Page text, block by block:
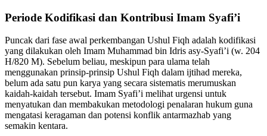
Periode Kodifikasi dan Kontribusi Imam Syafi’i
Puncak dari fase awal perkembangan Ushul Fiqh adalah kodifikasi
yang dilakukan oleh Imam Muhammad bin Idris asy-Syafi’i (w. 204
H/820 M). Sebelum beliau, meskipun para ulama telah
menggunakan prinsip-prinsip Ushul Fiqh dalam ijtihad mereka,
belum ada satu pun karya yang secara sistematis merumuskan
kaidah-kaidah tersebut. Imam Syafi’i melihat urgensi untuk
menyatukan dan membakukan metodologi penalaran hukum guna
mengatasi keragaman dan potensi konflik antarmazhab yang
semakin kentara.